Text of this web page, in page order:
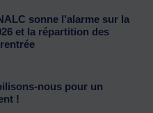
sonne l’alarme sur la
et la répartition des
nous pour un
!